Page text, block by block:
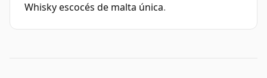
Whisky escocés de malta única.